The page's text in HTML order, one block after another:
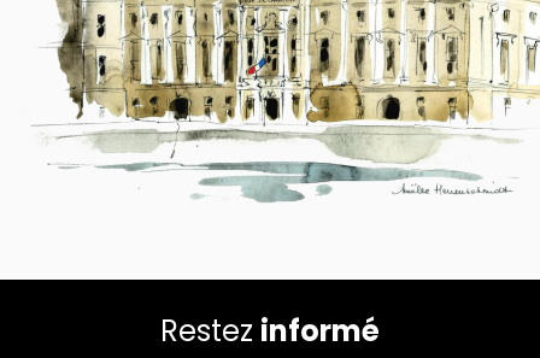
Restez informé